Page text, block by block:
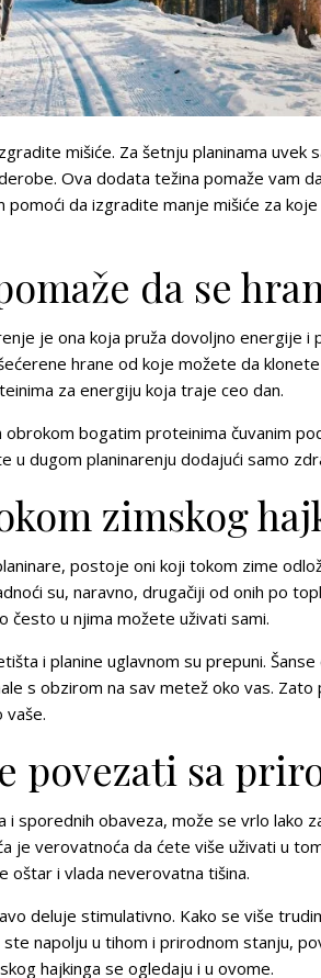
mišiće. Za šetnju planinama
Ova dodata težina pomaže vam
pomoći da izgradite manje mišiće za
da se
je ona koja pruža dovoljno energije
hrane od koje možete da
za energiju koja traje ceo dan.
bogatim proteinima čuvanim
u dugom planinarenju dodajući samo
zimskog
postoje oni koji tokom zime
su, naravno, drugačiji od onih po
često u njima možete uživati sami.
i planine uglavnom su prepuni. Šanse
s obzirom na sav metež oko vas.
povezati sa
i sporednih obaveza, može se vrlo lako
je verovatnoća da ćete više uživati u
oštar i vlada neverovatna tišina.
deluje stimulativno. Kako se više
napolju u tihom i prirodnom stanju,
hajkinga se ogledaju i u ovome.